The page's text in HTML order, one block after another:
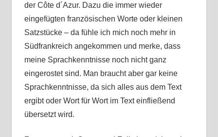
der Côte d´Azur. Dazu die immer wieder
eingefügten französischen Worte oder kleinen
Satzstücke – da fühle ich mich noch mehr in
Südfrankreich angekommen und merke, dass
meine Sprachkenntnisse noch nicht ganz
eingerostet sind. Man braucht aber gar keine
Sprachkenntnisse, da sich alles aus dem Text
ergibt oder Wort für Wort im Text einfließend
übersetzt wird.